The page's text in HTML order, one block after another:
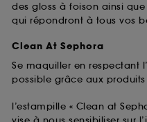
des gloss à foison ainsi que
qui répondront à tous vos
Clean At Sephora
Se maquiller en respectant
possible grâce aux
l’estampille « Clean at